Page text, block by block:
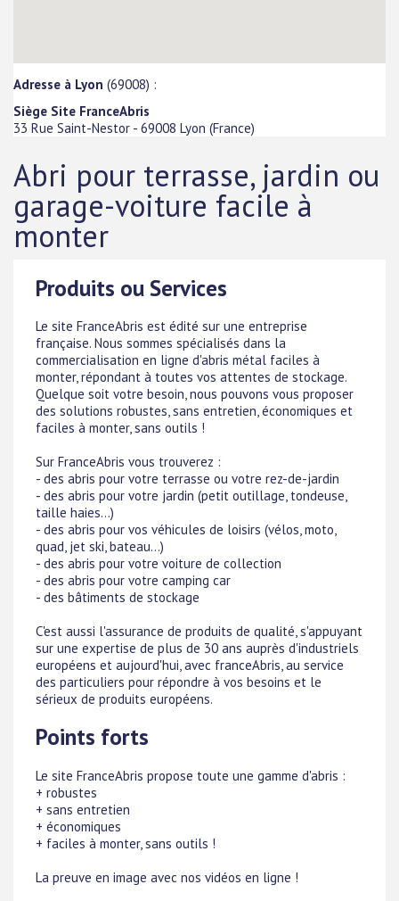
Adresse à Lyon (69008) :
Siège Site FranceAbris
33 Rue Saint-Nestor - 69008 Lyon (France)
Abri pour terrasse, jardin ou
garage-voiture facile à
monter
Produits ou Services
Le site FranceAbris est édité sur une entreprise
française. Nous sommes spécialisés dans la
commercialisation en ligne d'abris métal faciles à
monter, répondant à toutes vos attentes de stockage.
Quelque soit votre besoin, nous pouvons vous proposer
des solutions robustes, sans entretien, économiques et
faciles à monter, sans outils !
Sur FranceAbris vous trouverez :
- des abris pour votre terrasse ou votre rez-de-jardin
- des abris pour votre jardin (petit outillage, tondeuse,
taille haies...)
- des abris pour vos véhicules de loisirs (vélos, moto,
quad, jet ski, bateau...)
- des abris pour votre voiture de collection
- des abris pour votre camping car
- des bâtiments de stockage
C'est aussi l'assurance de produits de qualité, s'appuyant
sur une expertise de plus de 30 ans auprès d'industriels
européens et aujourd'hui, avec franceAbris, au service
des particuliers pour répondre à vos besoins et le
sérieux de produits européens.
Points forts
Le site FranceAbris propose toute une gamme d'abris :
+ robustes
+ sans entretien
+ économiques
+ faciles à monter, sans outils !
La preuve en image avec nos vidéos en ligne !